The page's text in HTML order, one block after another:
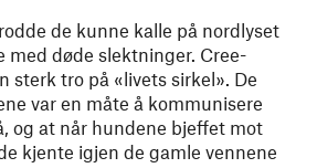
de kunne kalle på nordlyset
med døde slektninger. Cree-
sterk tro på «livets sirkel». De
var en måte å kommunisere
og at når hundene bjeffet mot
kjente igjen de gamle vennene